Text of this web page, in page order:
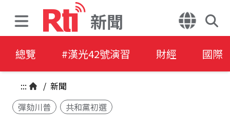
新聞
總覽 #漢光42號演習 財經 國際
::: / 新聞
彈劾川普
共和黨初選